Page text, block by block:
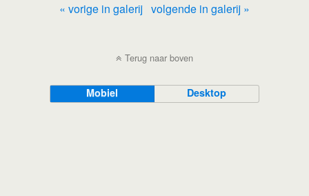
« vorige in galerij volgende in galerij »
Terug naar boven
Mobiel Desktop